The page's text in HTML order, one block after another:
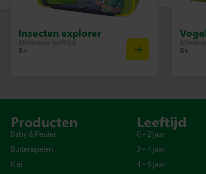
Insecten explorer
Minimale leeftijd
5+
5+
Producten
Baby & Peuter
Buitenspelen
Klei
Leeftijd
0 – 2 jaar
3 – 4 jaar
4 – 6 jaar